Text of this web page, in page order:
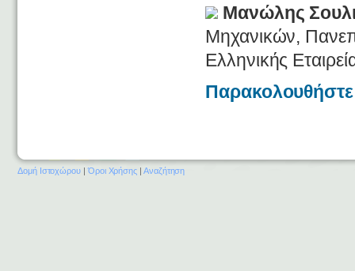
Μανώλης
Μηχανικών,
Ελληνικής
Δομή Ιστοχώρου |Όροι Χρήσης | Αναζήτηση